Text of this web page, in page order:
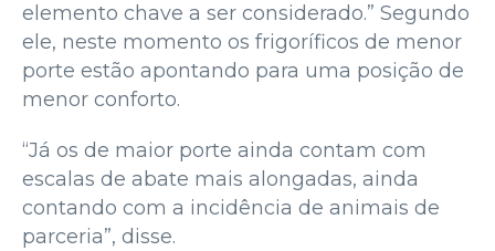
elemento chave a ser considerado.” Segundo
ele, neste momento os frigoríficos de menor
porte estão apontando para uma posição de
menor conforto.
“Já os de maior porte ainda contam com
escalas de abate mais alongadas, ainda
contando com a incidência de animais de
parceria”, disse.